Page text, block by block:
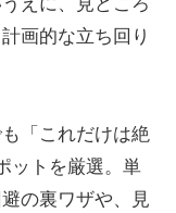
画的な立ち回り
「これだけは絶
ットを厳選。単
の裏ワザや、見